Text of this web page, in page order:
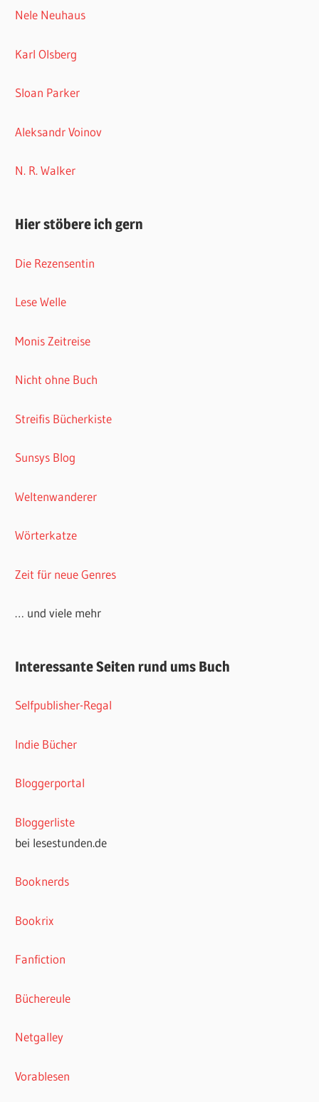
Nele Neuhaus
Karl Olsberg
Sloan Parker
Aleksandr Voinov
N. R. Walker
Hier stöbere ich gern
Die Rezensentin
Lese Welle
Monis Zeitreise
Nicht ohne Buch
Streifis Bücherkiste
Sunsys Blog
Weltenwanderer
Wörterkatze
Zeit für neue Genres
… und viele mehr
Interessante Seiten rund ums Buch
Selfpublisher-Regal
Indie Bücher
Bloggerportal
Bloggerliste
bei lesestunden.de
Booknerds
Bookrix
Fanfiction
Büchereule
Netgalley
Vorablesen